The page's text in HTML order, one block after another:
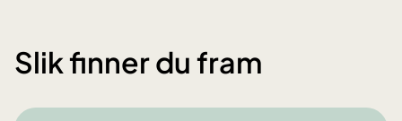
Slik finner du fram